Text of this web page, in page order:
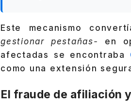
Este mecanismo
gestionar pestañas-
en
afectadas se encontraba
como una extensión
El fraude de afiliación